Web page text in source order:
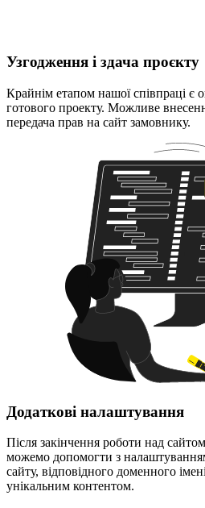
Узгодження і здача проєкту
Крайнім етапом нашої співпраці є
готового проекту. Можливе
передача прав на сайт замовнику.
Додаткові налаштування
Після закінчення роботи над
можемо допомогти з
сайту, відповідного доменного
унікальним контентом.